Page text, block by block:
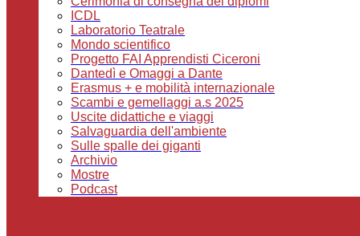
ICDL
Laboratorio Teatrale
Mondo scientifico
Progetto FAI Apprendisti Ciceroni
Dantedì e Omaggi a Dante
Erasmus + e mobilità internazionale
Scambi e gemellaggi a.s 2025
Uscite didattiche e viaggi
Salvaguardia dell'ambiente
Sulle spalle dei giganti
Archivio
Mostre
Podcast